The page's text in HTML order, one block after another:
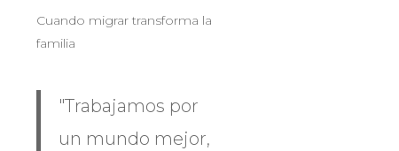
Cuando migrar transforma la
familia
"Trabajamos por
un mundo mejor,